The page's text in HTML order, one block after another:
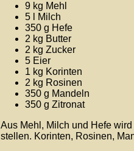
9 kg Mehl
5 l Milch
350 g Hefe
2 kg Butter
2 kg Zucker
5 Eier
1 kg Korinten
2 kg Rosinen
350 g Mandeln
350 g Zitronat
Aus Mehl, Milch und Hefe
stellen. Korinten, Rosinen,